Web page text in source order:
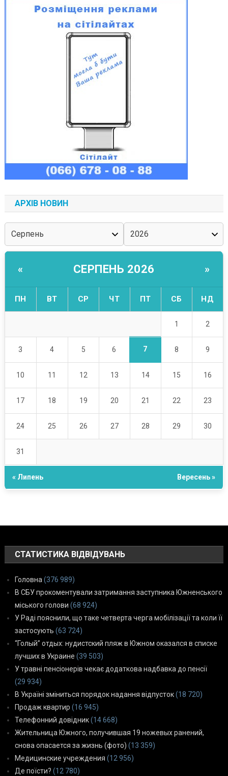
АРХІВ НОВИН
« СЕРПЕНЬ 2026 »
ПН ВТ СР ЧТ ПТ СБ НД
1 2
3 4 5 6 7 8 9
10 11 12 13 14 15 16
17 18 19 20 21 22 23
24 25 26 27 28 29 30
31
« Липень Вересень »
СТАТИСТИКА ВІДВІДУВАНЬ
Головна (376 989)
В СБУ прокоментували затримання заступника Южненського
міського голови (68 924)
У Раді пояснили, що таке четверта черга мобілізації та коли її
застосують (63 724)
“Голый” отдых: нудистский пляж в Южном оказался в списке
лучших в Украине (39 503)
У травні пенсіонерів чекає додаткова надбавка до пенсії
(29 934)
В Україні зміниться порядок надання відпусток(18 720)
Продаж квартир (16 945)
Телефонний довідник(14 668)
Жительница Южного, получившая 19 ножевых ранений,
снова опасается за жизнь (фото) (13 359)
Медицинские учреждения (12 956)
Де поїсти? (12 780)